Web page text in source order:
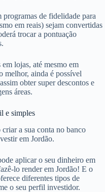
programas de fidelidade para
em reais) sejam convertidas
trocar a pontuação
lojas, até mesmo em
melhor, ainda é possível
obter super descontos e
áreas.
simples
a sua conta no banco
em Jordão.
aplicar o seu dinheiro em
lo render em Jordão! E o
diferentes tipos de
o seu perfil investidor.